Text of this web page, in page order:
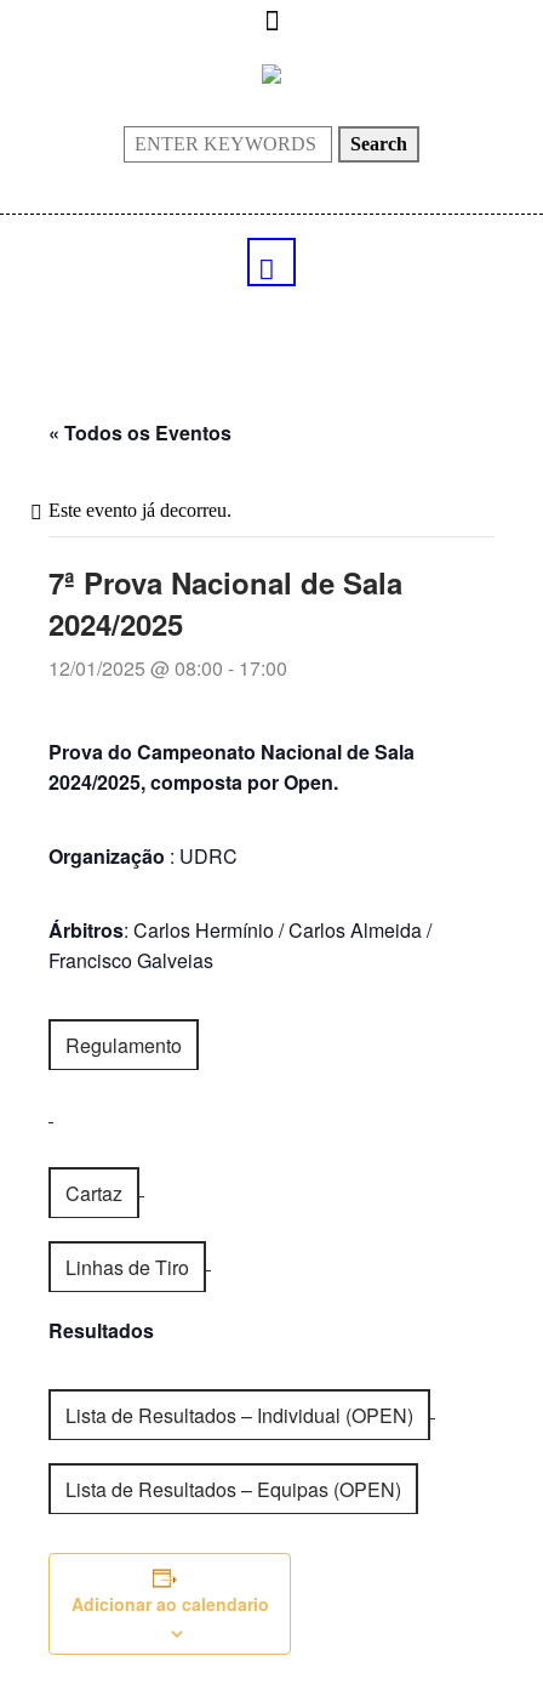
Search
« Todos os Eventos
Este evento já decorreu.
7ª Prova Nacional de Sala
2024/2025
12/01/2025 @ 08:00 - 17:00
Prova do Campeonato Nacional de Sala
2024/2025, composta por Open.
Organização : UDRC
Árbitros: Carlos Hermínio / Carlos Almeida /
Francisco Galveias
Regulamento
Cartaz
Linhas de Tiro
Resultados
Lista de Resultados – Individual (OPEN)
Lista de Resultados – Equipas (OPEN)
Adicionar ao calendario